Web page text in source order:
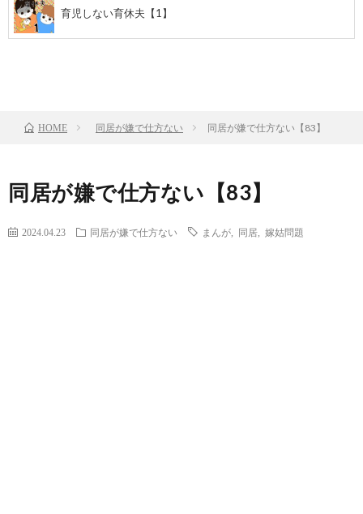
育児しない育休夫【1】
HOME 同居が嫌で仕方ない 同居が嫌で仕方ない【83】
同居が嫌で仕方ない【83】
2024.04.23 同居が嫌で仕方ない まんが 同居 嫁姑問題